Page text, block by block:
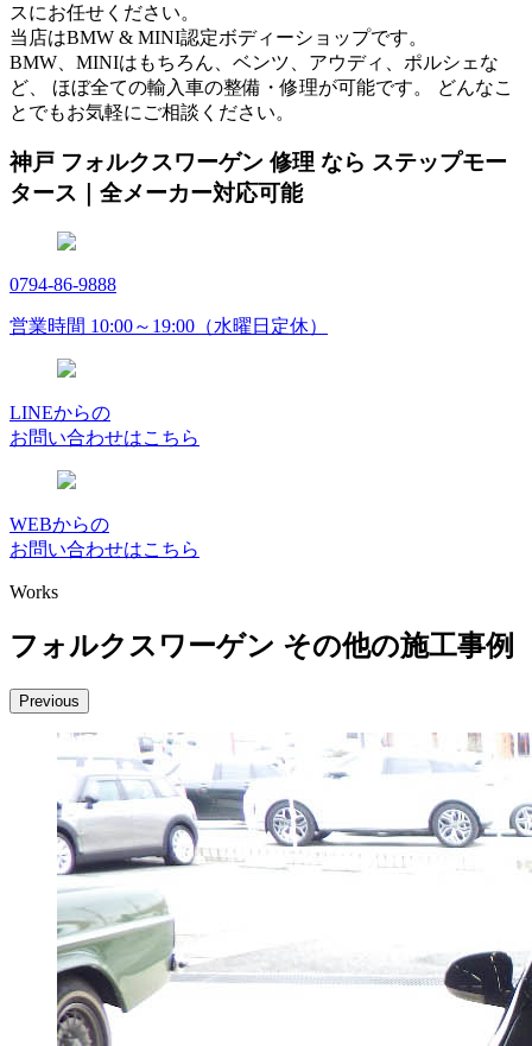
スにお任せください。
当店はBMW & MINI認定ボディーショップです。
BMW、MINIはもちろん、ベンツ、アウディ、ポルシェな
ど、 ほぼ全ての輸入車の整備・修理が可能です。 どんなこ
とでもお気軽にご相談ください。
神戸 フォルクスワーゲン 修理 なら ステップモー
タース｜全メーカー対応可能
0794-86-9888
営業時間 10:00～19:00（水曜日定休）
LINEからの
お問い合わせはこちら
WEBからの
お問い合わせはこちら
Works
フォルクスワーゲン その他の施工事例
Previous